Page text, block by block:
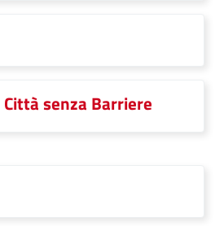
senza Barriere